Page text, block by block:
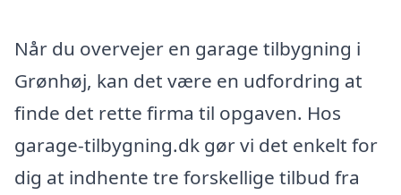
Når du overvejer en garage tilbygning i
Grønhøj, kan det være en udfordring at
finde det rette firma til opgaven. Hos
garage-tilbygning.dk gør vi det enkelt for
dig at indhente tre forskellige tilbud fra